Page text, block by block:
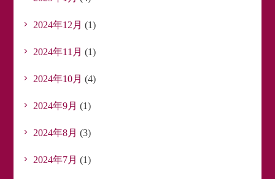
2024年12月 (1)
2024年11月 (1)
2024年10月 (4)
2024年9月 (1)
2024年8月 (3)
2024年7月 (1)